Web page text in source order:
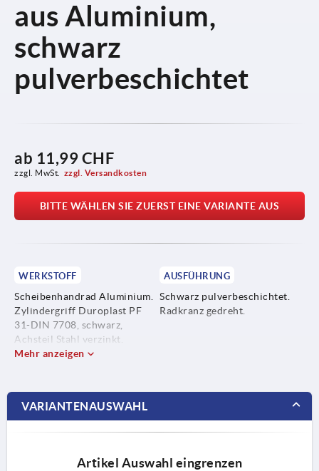
aus Aluminium,
schwarz
pulverbeschichtet
ab 11,99 CHF
zzgl. MwSt. zzgl. Versandkosten
BITTE WÄHLEN SIE ZUERST EINE VARIANTE AUS
WERKSTOFF
Scheibenhandrad Aluminium.
Zylindergriff Duroplast PF
31-DIN 7708, schwarz,
Achsteil Stahl verzinkt.
AUSFÜHRUNG
Schwarz pulverbeschichtet.
Radkranz gedreht.
Mehr anzeigen
VARIANTENAUSWAHL
Artikel Auswahl eingrenzen